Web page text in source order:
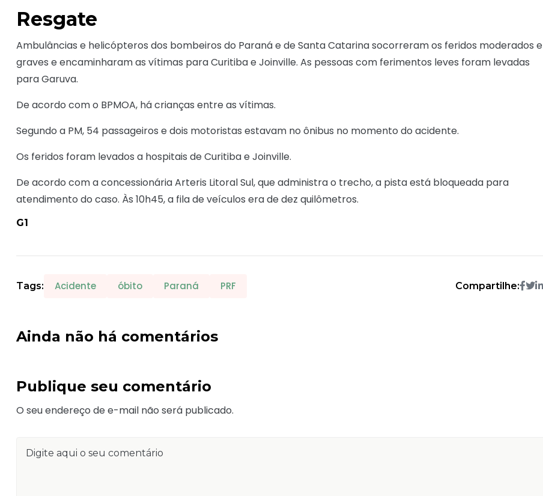
Resgate
Ambulâncias e helicópteros dos bombeiros do Paraná e de Santa Catarina socorreram os feridos moderados e
graves e encaminharam as vítimas para Curitiba e Joinville. As pessoas com ferimentos leves foram levadas
para Garuva.
De acordo com o BPMOA, há crianças entre as vítimas.
Segundo a PM, 54 passageiros e dois motoristas estavam no ônibus no momento do acidente.
Os feridos foram levados a hospitais de Curitiba e Joinville.
De acordo com a concessionária Arteris Litoral Sul, que administra o trecho, a pista está bloqueada para
atendimento do caso. Às 10h45, a fila de veículos era de dez quilômetros.
G1
Tags: Acidente óbito Paraná PRF Compartilhe:
Ainda não há comentários
Publique seu comentário
O seu endereço de e-mail não será publicado.